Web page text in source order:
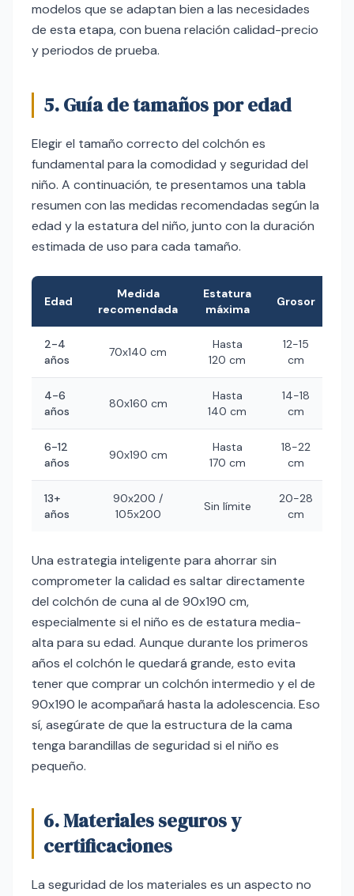
modelos que se adaptan bien a las necesidades
de esta etapa, con buena relación calidad-precio
y periodos de prueba.
5. Guía de tamaños por edad
Elegir el tamaño correcto del colchón es
fundamental para la comodidad y seguridad del
niño. A continuación, te presentamos una tabla
resumen con las medidas recomendadas según la
edad y la estatura del niño, junto con la duración
estimada de uso para cada tamaño.
Edad
Medida
recomendada
Estatura
máxima
Grosor
2-4
años
70x140 cm
Hasta
120 cm
12-15
cm
4-6
años
80x160 cm
Hasta
140 cm
14-18
cm
6-12
años
90x190 cm
Hasta
170 cm
18-22
cm
13+
años
90x200 /
105x200
Sin límite
20-28
cm
Una estrategia inteligente para ahorrar sin
comprometer la calidad es saltar directamente
del colchón de cuna al de 90x190 cm,
especialmente si el niño es de estatura media-
alta para su edad. Aunque durante los primeros
años el colchón le quedará grande, esto evita
tener que comprar un colchón intermedio y el de
90x190 le acompañará hasta la adolescencia. Eso
sí, asegúrate de que la estructura de la cama
tenga barandillas de seguridad si el niño es
pequeño.
6. Materiales seguros y
certificaciones
La seguridad de los materiales es un aspecto no